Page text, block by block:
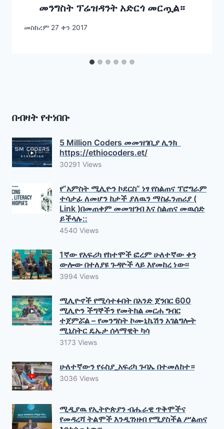
መንግስት ፕሬዝዳንት አድርጎ መርጧል።
መስከረም 27 ቀን 2017
በብዛት የተነበቡ
5 Million Coders መመዝገቢያ ሊንክ
https://ethiocoders.et/
30291 Views
የ”አምስት ሚሊዮን ኮደርስ” ነፃ የስልጠና ፕሮግራም
ተሳታፊ ለመሆን ከታች ያለዉን ማስፈንጠሪያ (
Link )በመጠቀም መመዝገብ እና ስልጠና መዉሰድ
ይችላሉ::
4540 Views
1ኛው የአፍሪካ የከተሞች ፎረም ሁለተኛው ቀን
ውሎው በተለያዩ ጉዳዮች ላይ እየመከረ ነው፡፡
3994 Views
ሚሊዮኖች የሚሳተፉበት በአንድ ጀንበር 600
ሚሊዮን ችግኞችን የመትከል መርሐ ግብር
ተጀምሯል – የመንግስት ኮሙኒኬሽን አገልግሎት
ሚኒስትር ዴኤታ ሰላማዊት ካሳ
3173 Views
ሁለተኛውን የሩስያ_አፍሪካ ጉባኤ በተመለከተ።
3036 Views
ሚዲያዉ የኢትዮጵያን ብሔራዊ ጥቅሞችና
የመዳረሻ ትልሞች እንዲገነዘብ የሚያስችል ሥልጠና